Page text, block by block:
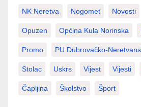
NK Neretva Nogomet Novosti
Opuzen Općina Kula Norinska
Promo PU Dubrovačko-
Stolac Uskrs Vijest Vijesti
Čapljina Školstvo Šport